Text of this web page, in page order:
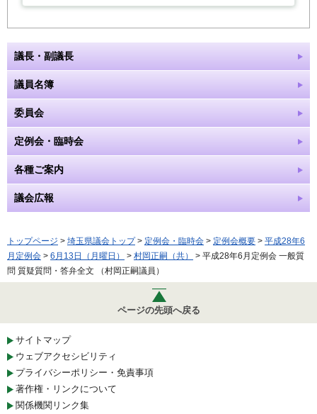
議長・副議長
議員名簿
委員会
定例会・臨時会
各種ご案内
議会広報
トップページ > 埼玉県議会トップ> 定例会・臨時会 > 定例会概要 > 平成28年6
月定例会 > 6月13日（月曜日） > 村岡正嗣（共）
> 平成28年6月定例会 一般質
問 質疑質問・答弁全文 （村岡正嗣議員）
ページの先頭へ戻る
サイトマップ
ウェブアクセシビリティ
プライバシーポリシー・免責事項
著作権・リンクについて
関係機関リンク集